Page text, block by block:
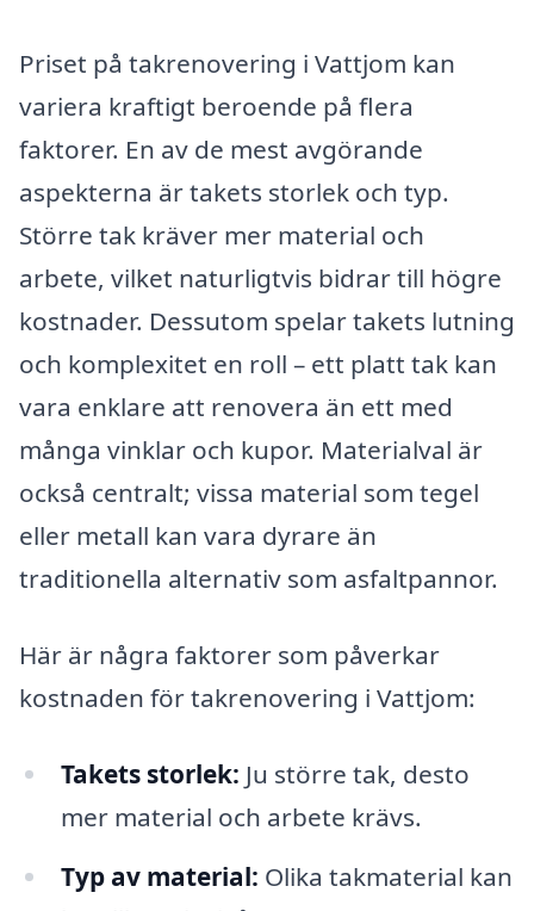
Priset på takrenovering i Vattjom kan
variera kraftigt beroende på flera
faktorer. En av de mest avgörande
aspekterna är takets storlek och typ.
Större tak kräver mer material och
arbete, vilket naturligtvis bidrar till högre
kostnader. Dessutom spelar takets lutning
och komplexitet en roll – ett platt tak kan
vara enklare att renovera än ett med
många vinklar och kupor. Materialval är
också centralt; vissa material som tegel
eller metall kan vara dyrare än
traditionella alternativ som asfaltpannor.
Här är några faktorer som påverkar
kostnaden för takrenovering i Vattjom:
Takets storlek: Ju större tak, desto
mer material och arbete krävs.
Typ av material: Olika takmaterial kan